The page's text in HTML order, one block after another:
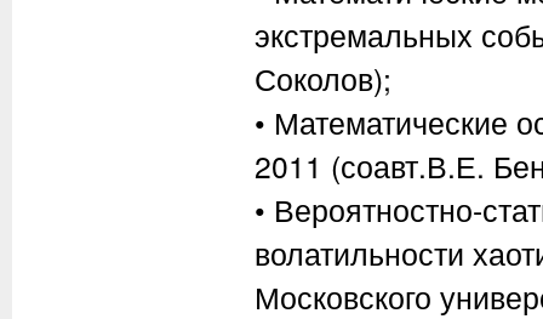
экстремальных
Соколов);
•
2011 (соавт.В.Е.
• Вероятностно-
волатильности
Московского